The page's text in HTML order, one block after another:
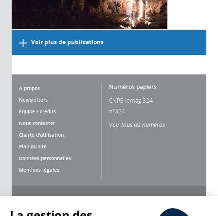
Voir plus de publications
À propos
Newsletters
Équipe / crédits
Nous contacter
Charte d'utilisation
Plan du site
Données personnelles
Mentions légales
Numéros papiers
CNRS lemag 324
n°324
Voir tous les numéros